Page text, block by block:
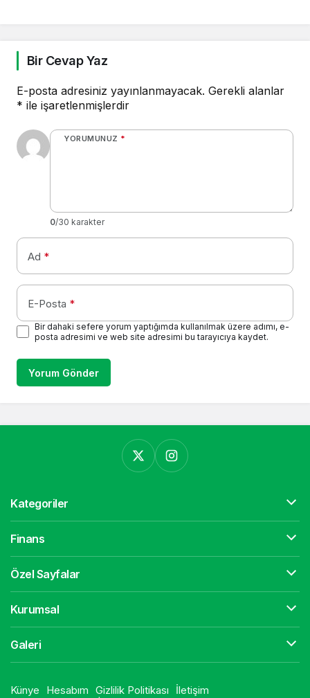
Bir Cevap Yaz
E-posta adresiniz yayınlanmayacak. Gerekli alanlar
* ile işaretlenmişlerdir
YORUMUNUZ *
0/30 karakter
Ad *
E-Posta *
Bir dahaki sefere yorum yaptığımda kullanılmak üzere adımı, e-
posta adresimi ve web site adresimi bu tarayıcıya kaydet.
Yorum Gönder
Kategoriler
Finans
Özel Sayfalar
Kurumsal
Galeri
Künye Hesabım Gizlilik Politikası
İletişim